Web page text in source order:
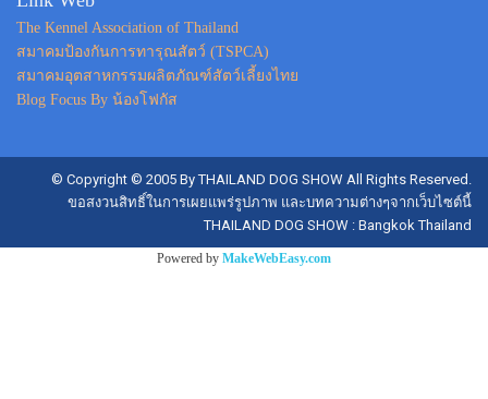
The Kennel Association of Thailand
สมาคมป้องกันการทารุณสัตว์ (TSPCA)
สมาคมอุตสาหกรรมผลิตภัณฑ์สัตว์เลี้ยงไทย
Blog Focus By น้องโฟกัส
© Copyright © 2005 By THAILAND DOG SHOW All Rights Reserved.
ขอสงวนสิทธิ์ในการเผยแพร่รูปภาพ และบทความต่างๆจากเว็บไซต์นี้
THAILAND DOG SHOW : Bangkok Thailand
Powered by MakeWebEasy.com